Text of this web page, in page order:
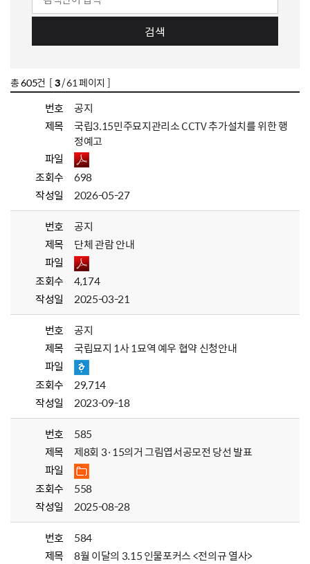
검색
총605건 [3/ 61 페이지 ]
번호
공지
제목
국립3.15민주묘지관리소 CCTV 추가설치를 위한 행
정예고
파일
조회수
698
작성일
2026-05-27
번호
공지
제목
단체 관람 안내
파일
조회수
4,174
작성일
2025-03-21
번호
공지
제목
국립묘지 1사 1묘역 예우 협약 신청안내
파일
조회수
29,714
작성일
2023-09-18
번호
585
제목
제8회 3·15의거 그림엽서공모전 당선 발표
파일
조회수
558
작성일
2025-08-28
번호
584
제목
8월 이달의 3.15 인물포커스 <전의규 열사>